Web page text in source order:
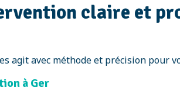
claire et
agit avec méthode et précision
à Ger